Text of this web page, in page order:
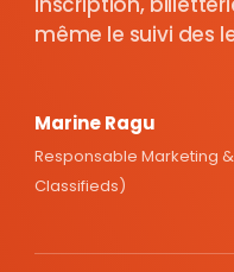
même le suivi des
Marine Ragu
Responsable Marketing
Classifieds)